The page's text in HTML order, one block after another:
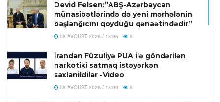
Devid Felsen:”ABŞ-Azərbaycan
münasibətlərində də yeni mərhələnin
başlanğıcını qoyduğu qənaətindədir”
08 AVQUST 2026 / 18:06 9
İrandan Füzuliyə PUA ilə göndərilən
narkotiki satmaq istəyərkən
saxlanildilar -Video
08 AVQUST 2026 / 18:00 9